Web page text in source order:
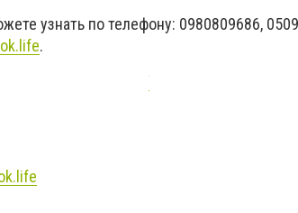
узнать по телефону: 0980809686,
.